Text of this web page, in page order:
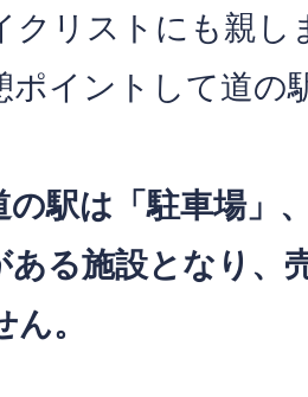
クリストにも親し
ポイントして道の
の駅は「駐車場」
ある施設となり、
。